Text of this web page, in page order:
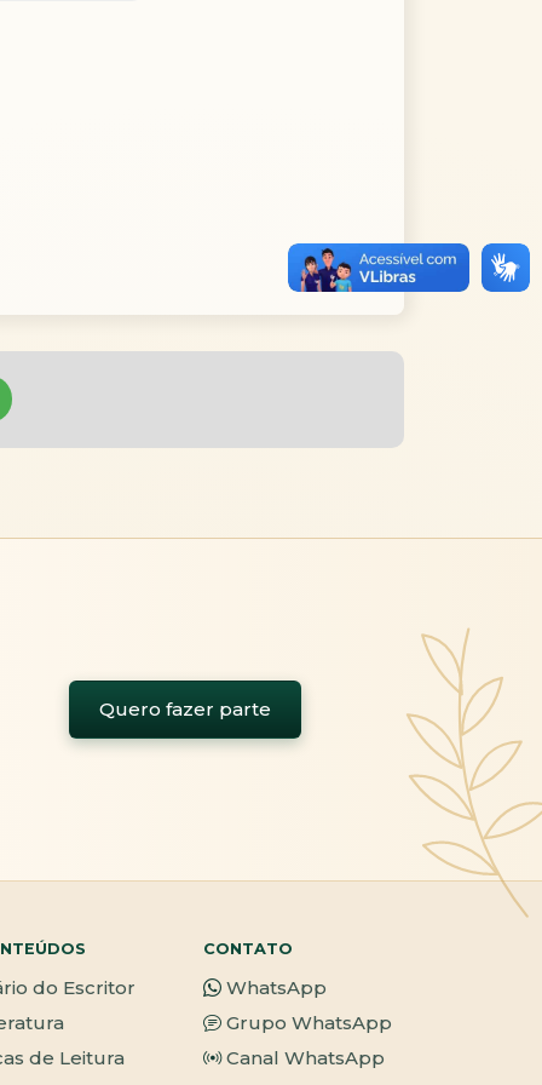
Quero fazer parte
do Escritor
de Leitura
CONTATO
WhatsApp
Grupo WhatsApp
Canal WhatsApp